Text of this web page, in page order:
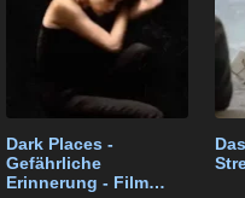
p
p
Dark Places -
Gefährliche
Erinnerung - Film